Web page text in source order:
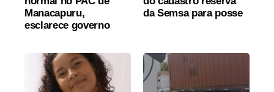
Manacapuru,
esclarece governo
da Semsa para posse